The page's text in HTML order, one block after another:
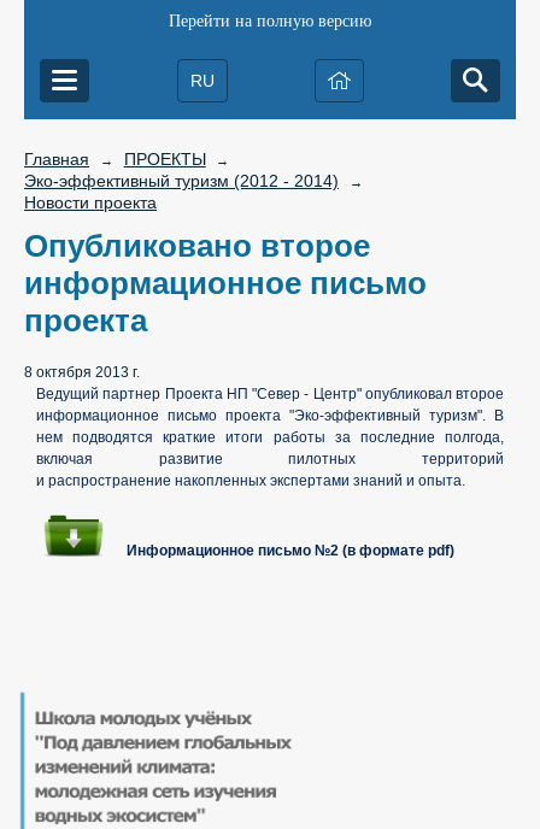
Перейти на полную версию
RU
Главная → ПРОЕКТЫ →
Эко-эффективный туризм (2012 - 2014) →
Новости проекта
Опубликовано второе
информационное письмо
проекта
8 октября 2013 г.
Ведущий партнер Проекта НП "Север - Центр" опубликовал второе
информационное письмо проекта "Эко-эффективный туризм". В
нем подводятся краткие итоги работы за последние полгода,
включая развитие пилотных территорий
и распространение накопленных экспертами знаний и опыта.
Информационное письмо №2 (в формате pdf)